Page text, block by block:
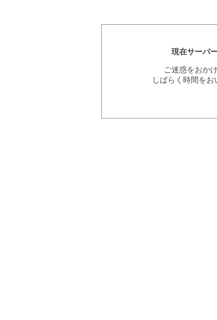
現在サーバ
ご迷惑をおか
しばらく時間を